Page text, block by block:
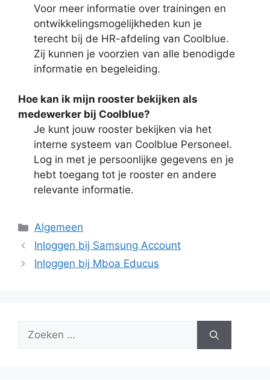
Voor meer informatie over trainingen en
ontwikkelingsmogelijkheden kun je
terecht bij de HR-afdeling van Coolblue.
Zij kunnen je voorzien van alle benodigde
informatie en begeleiding.
Hoe kan ik mijn rooster bekijken als
medewerker bij Coolblue?
Je kunt jouw rooster bekijken via het
interne systeem van Coolblue Personeel.
Log in met je persoonlijke gegevens en je
hebt toegang tot je rooster en andere
relevante informatie.
Categorieën
Algemeen
Inloggen bij Samsung Account
Inloggen bij Mboa Educus
Zoek